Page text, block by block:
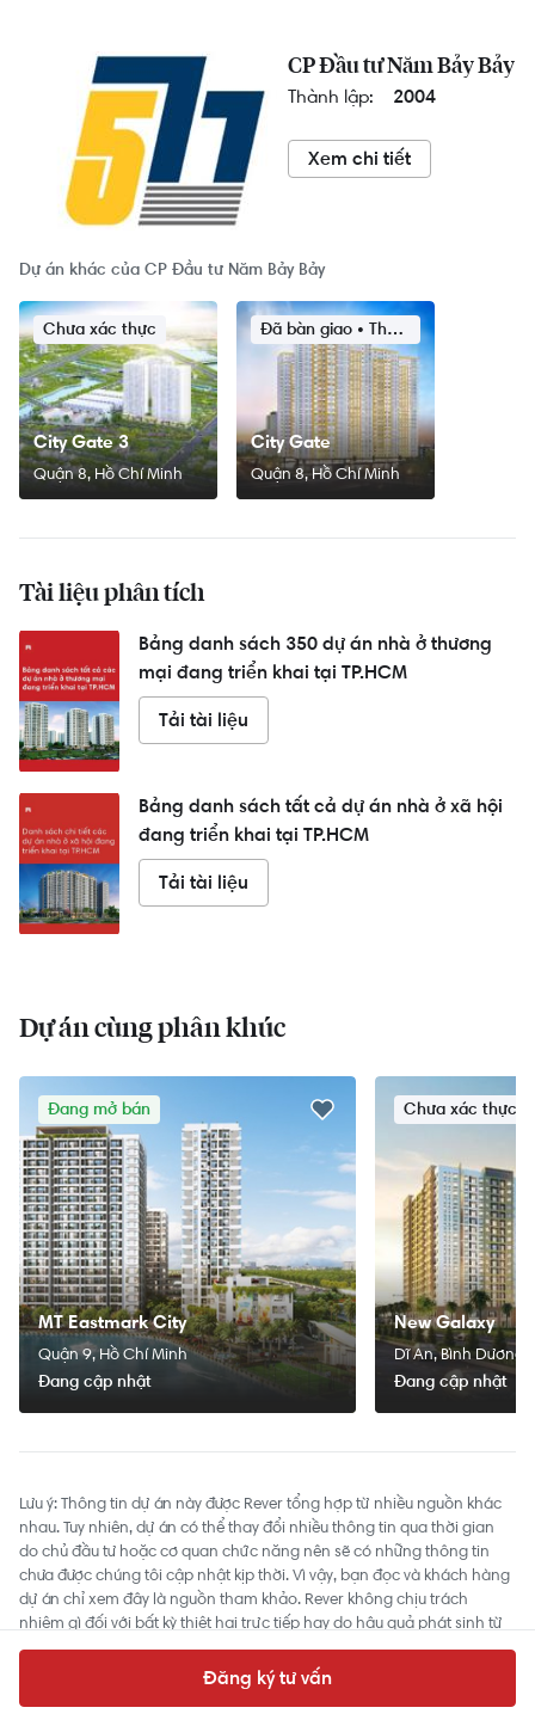
CP Đầu tư Năm Bảy Bảy
Thành lập: 2004
Xem chi tiết
Dự án khác của CP Đầu tư Năm Bảy Bảy
Chưa xác thực
City Gate 3
Quận 8, Hồ Chí Minh
Đã bàn giao • Tháng 07/2017
City Gate
Quận 8, Hồ Chí Minh
Tài liệu phân tích
Bảng danh sách 350 dự án nhà ở thương
mại đang triển khai tại TP.HCM
Tải tài liệu
Bảng danh sách tất cả dự án nhà ở xã hội
đang triển khai tại TP.HCM
Tải tài liệu
Dự án cùng phân khúc
Đang mở bán
MT Eastmark City
Quận 9, Hồ Chí Minh
Đang cập nhật
Chưa xác thực
New Galaxy
Dĩ An, Bình Dương
Đang cập nhật
Lưu ý: Thông tin dự án này được Rever tổng hợp từ nhiều nguồn khác
nhau. Tuy nhiên, dự án có thể thay đổi nhiều thông tin qua thời gian
do chủ đầu tư hoặc cơ quan chức năng nên sẽ có những thông tin
chưa được chúng tôi cập nhật kịp thời. Vì vậy, bạn đọc và khách hàng
dự án chỉ xem đây là nguồn tham khảo. Rever không chịu trách
nhiệm gì đối với bất kỳ thiệt hại trực tiếp hay do hậu quả phát sinh từ
việc sử dụng thông tin này.
Đăng ký tư vấn